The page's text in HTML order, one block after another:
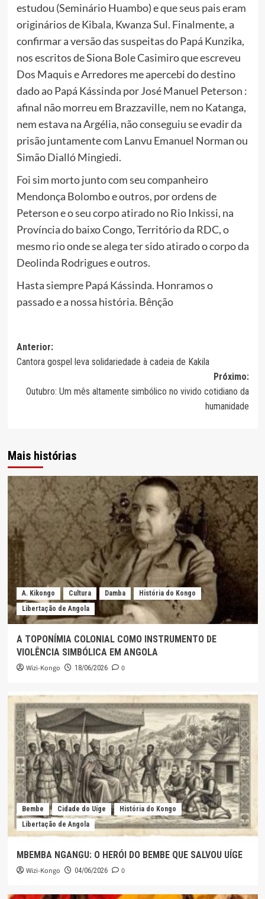
estudou (Seminário Huambo) e que seus pais eram
originários de Kibala, Kwanza Sul. Finalmente, a
confirmar a versão das suspeitas do Papá Kunzika,
nos escritos de Siona Bole Casimiro que escreveu
Dos Maquis e Arredores me apercebi do destino
dado ao Papá Kássinda por José Manuel Peterson :
afinal não morreu em Brazzaville, nem no Katanga,
nem estava na Argélia, não conseguiu se evadir da
prisão juntamente com Lanvu Emanuel Norman ou
Simão Dialló Mingiedi.
Foi sim morto junto com seu companheiro
Mendonça Bolombo e outros, por ordens de
Peterson e o seu corpo atirado no Rio Inkissi, na
Província do baixo Congo, Território da RDC, o
mesmo rio onde se alega ter sido atirado o corpo da
Deolinda Rodrigues e outros.
Hasta siempre Papá Kássinda. Honramos o
passado e a nossa história. Bênção
Navegação
de
artigos
Anterior:
Cantora gospel leva solidariedade à cadeia de Kakila
Próximo:
Outubro: Um mês altamente simbólico no vivido cotidiano da
humanidade
Mais histórias
A. Kikongo Cultura Damba
História do Kongo
Libertação de Angola
A TOPONÍMIA COLONIAL COMO INSTRUMENTO DE
VIOLÊNCIA SIMBÓLICA EM ANGOLA
Wizi-Kongo 18/06/2026 0
Bembe Cidade do Uíge
História do Kongo
Libertação de Angola
MBEMBA NGANGU: O HERÓI DO BEMBE QUE SALVOU UÍGE
Wizi-Kongo 04/06/2026 0